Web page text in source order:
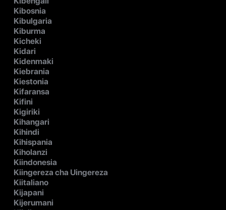
Kibosnia
Kibulgaria
Kiburma
Kicheki
Kidari
Kidenmaki
Kiebrania
Kiestonia
Kifaransa
Kifini
Kigiriki
Kihangari
Kihindi
Kihispania
Kiholanzi
Kiindonesia
Kiingereza cha Uingereza
Kiitaliano
Kijapani
Kijerumani